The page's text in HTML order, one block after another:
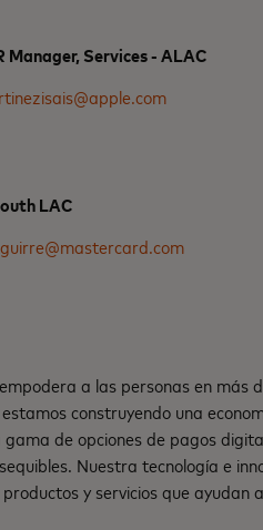
Services - ALAC
LAC
a las personas en
construyendo una
de opciones de pagos
Nuestra tecnología e
y servicios que ayudan